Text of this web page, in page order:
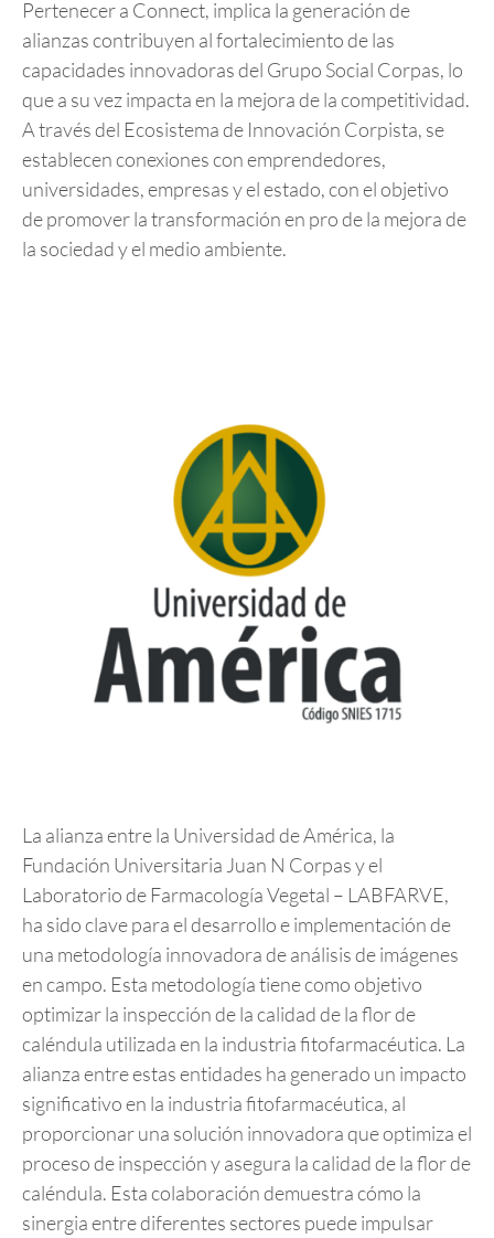
Pertenecer a Connect, implica la generación de
alianzas contribuyen al fortalecimiento de las
capacidades innovadoras del Grupo Social Corpas, lo
que a su vez impacta en la mejora de la competitividad.
A través del Ecosistema de Innovación Corpista, se
establecen conexiones con emprendedores,
universidades, empresas y el estado, con el objetivo
de promover la transformación en pro de la mejora de
la sociedad y el medio ambiente.
La alianza entre la Universidad de América, la
Fundación Universitaria Juan N Corpas y el
Laboratorio de Farmacología Vegetal – LABFARVE,
ha sido clave para el desarrollo e implementación de
una metodología innovadora de análisis de imágenes
en campo. Esta metodología tiene como objetivo
optimizar la inspección de la calidad de la flor de
caléndula utilizada en la industria fitofarmacéutica. La
alianza entre estas entidades ha generado un impacto
significativo en la industria fitofarmacéutica, al
proporcionar una solución innovadora que optimiza el
proceso de inspección y asegura la calidad de la flor de
caléndula. Esta colaboración demuestra cómo la
sinergia entre diferentes sectores puede impulsar